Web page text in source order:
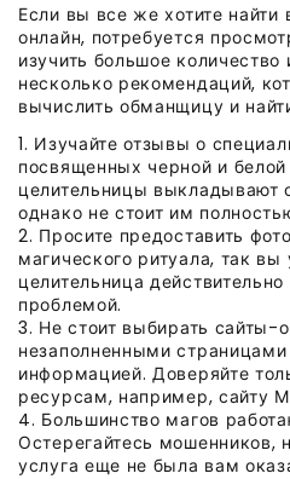
Если вы все же хотите
онлайн, потребуется
изучить большое
несколько рекомендаций,
вычислить обманщицу и
1. Изучайте отзывы о
посвященных черной и
целительницы выкладывают
однако не стоит им
2. Просите предоставить
магического ритуала, так вы
целительница
проблемой.
3. Не стоит выбирать сайты-
незаполненными страницами
информацией. Доверяйте
ресурсам, например, сайту
4. Большинство магов
Остерегайтесь мошенников,
услуга еще не была вам